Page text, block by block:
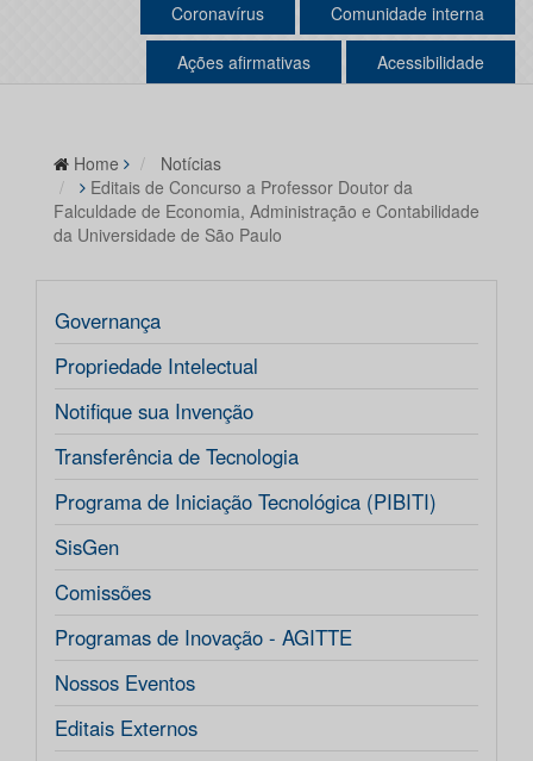
Coronavírus Comunidade interna
Ações afirmativas Acessibilidade
Home
Notícias
Editais de Concurso a Professor Doutor da
Falculdade de Economia, Administração e Contabilidade
da Universidade de São Paulo
Governança
Propriedade Intelectual
Notifique sua Invenção
Transferência de Tecnologia
Programa de Iniciação Tecnológica (PIBITI)
SisGen
Comissões
Programas de Inovação - AGITTE
Nossos Eventos
Editais Externos